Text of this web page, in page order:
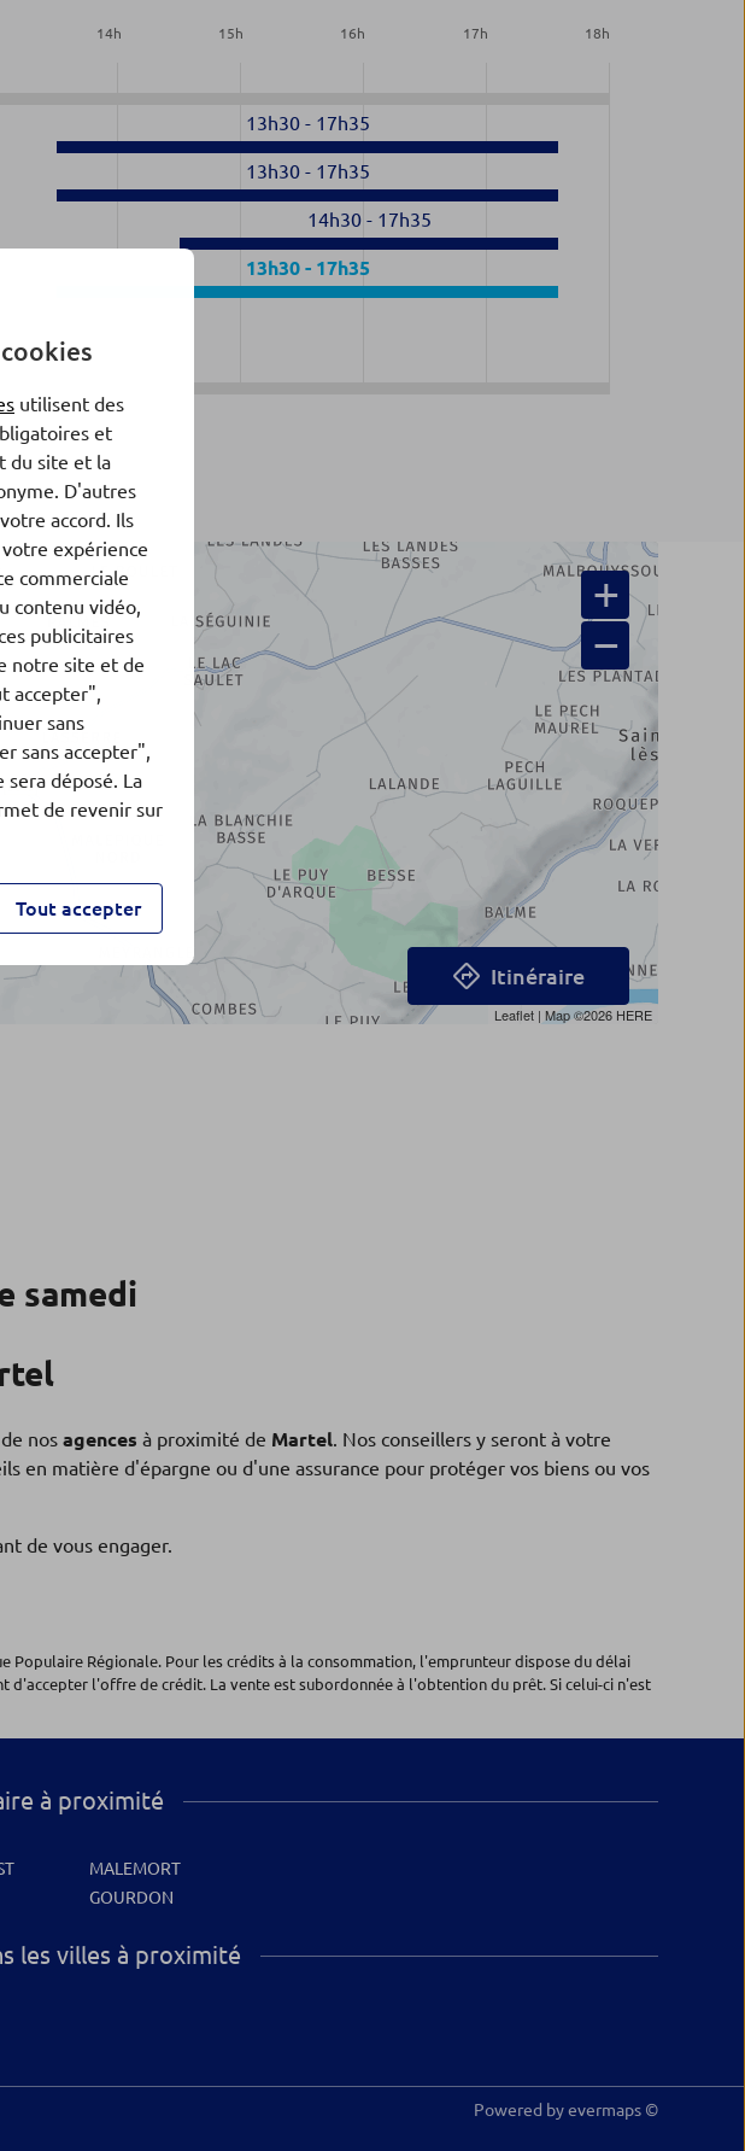
14h 15h 16h 17h 18h
13h30- 17h35
13h30- 17h35
14h30- 17h35
13h30- 17h35
+
−
Leaflet | Map ©2026 HERE
Itinéraire
samedi
nos agences à proximité de Martel. Nos conseillers y seront à votre
en matière d'épargne ou d'une assurance pour protéger vos biens ou vos
de vous engager.
Régionale. Pour les crédits à la consommation, l'emprunteur dispose du délai
l'offre de crédit. La vente est subordonnée à l'obtention du prêt. Si celui-ci n'est
à proximité
MALEMORT
GOURDON
les villes à proximité
Powered byevermaps ©
utilisent des
et
du site et la
D'autres
accord. Ils
expérience
commerciale
contenu vidéo,
publicitaires
notre site et de
accepter",
sans
sans accepter",
sera déposé. La
de revenir sur
Tout accepter